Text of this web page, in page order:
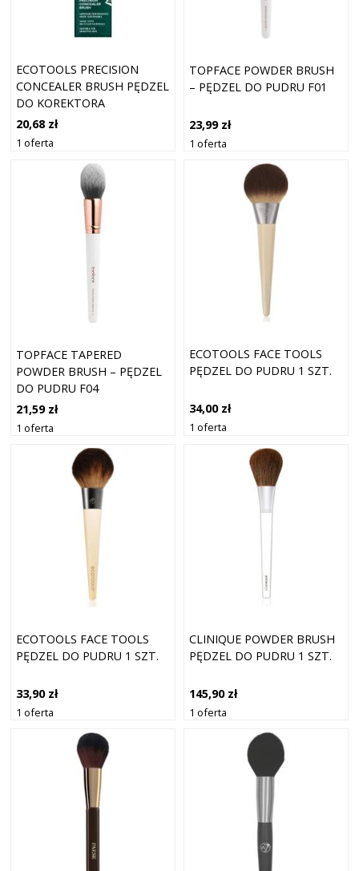
ECOTOOLS PRECISION
CONCEALER BRUSH PĘDZEL
DO KOREKTORA
20,68 zł
1 oferta
TOPFACE POWDER BRUSH
– PĘDZEL DO PUDRU F01
23,99 zł
1 oferta
TOPFACE TAPERED
POWDER BRUSH – PĘDZEL
DO PUDRU F04
21,59 zł
1 oferta
ECOTOOLS FACE TOOLS
PĘDZEL DO PUDRU 1 SZT.
34,00 zł
1 oferta
ECOTOOLS FACE TOOLS
PĘDZEL DO PUDRU 1 SZT.
33,90 zł
1 oferta
CLINIQUE POWDER BRUSH
PĘDZEL DO PUDRU 1 SZT.
145,90 zł
1 oferta